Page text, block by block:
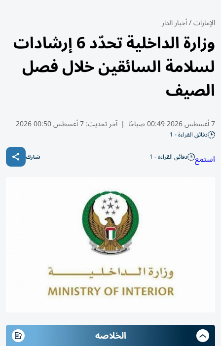
الإمارات/أخبار الدار
وزارة الداخلية تحدّد 6 إرشادات
لسلامة السائقين خلال فصل
الصيف
7 أغسطس 2026 00:49 صباحًا | آخر تحديث:7 أغسطس 00:50 2026
دقائق القراءة - 1
استمع دقائق القراءة - 1 شارك
الخلاصه